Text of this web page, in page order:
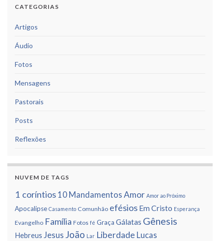
CATEGORIAS
Artigos
Áudio
Fotos
Mensagens
Pastorais
Posts
Reflexões
NUVEM DE TAGS
1 corí­ntios 10 Mandamentos Amor Amor ao Próximo
Apocalipse Casamento Comunhão efésios Em Cristo Esperança
Evangelho Famí­lia Fotos fé Graça Gálatas Gênesis
Hebreus Jesus João Lar Liberdade Lucas